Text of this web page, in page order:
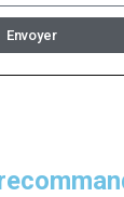
Envoyer